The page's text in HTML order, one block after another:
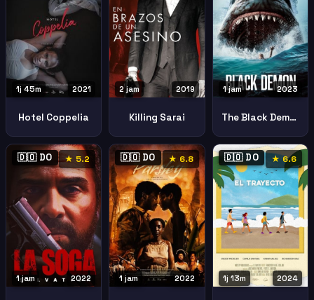
2021
1j 45m
Hotel Coppelia
2019
2 jam
Killing Sarai
2023
1 jam
The Black Demon
🇩🇴 DO ★ 5.2
2022
1 jam
🇩🇴 DO ★ 6.8
2022
1 jam
🇩🇴 DO ★ 6.6
2024
1j 13m